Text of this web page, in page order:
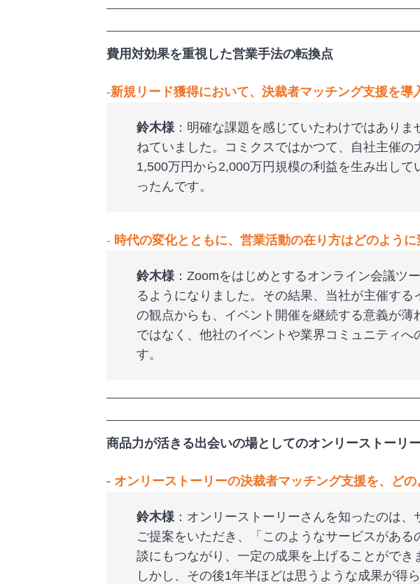
費用対効果を重視した営業手法の転換点
‐新規リード獲得において、決裁者マッチング支援を
鈴木様：明確な課題を感じていたわけではあり
ねていました。コミクスではかつて、自社主催
1,500万円から2,000万円規模の利益を生み出し
ったんです。
‐ 時代の変化とともに、営業活動の在り方はどのよう
鈴木様：Zoomをはじめとするオンライン会議ツ
るようになりました。その結果、当社が主催す
の観点からも、イベント開催を継続する意義が
ではなく、他社のイベントや業界コミュニティ
す。
商品力が活きる出会いの場としてのオンリーストーリ
‐ オンリーストーリーの決裁者マッチング支援を、ど
鈴木様：オンリーストーリーさんを知ったのは
ご提案をいただき、「このようなサービスがあ
談にもつながり、一定の成果を上げることができ
しかし、その後1年半ほどは思うような成果が得